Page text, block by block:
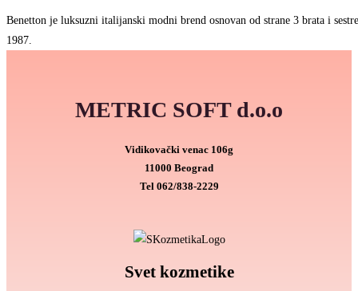
Benetton je luksuzni italijanski modni brend osnovan od strane 3 brata i
1987.
METRIC SOFT d.o.o
Vidikovački venac 106g
11000 Beograd
Tel 062/838-2229
Svet kozmetike